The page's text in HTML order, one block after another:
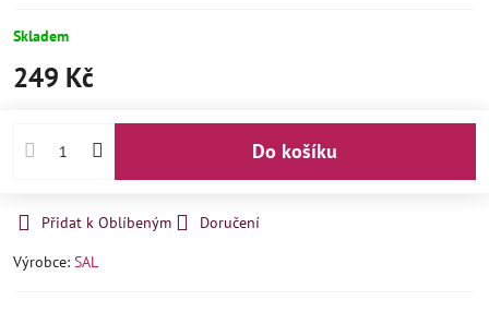
Skladem
249 Kč
Do košíku
Přidat k Oblíbeným
Doručení
Výrobce: SAL